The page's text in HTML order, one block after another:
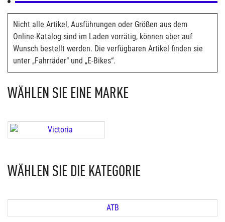
Nicht alle Artikel, Ausführungen oder Größen aus dem
Online-Katalog sind im Laden vorrätig, können aber auf
Wunsch bestellt werden. Die verfügbaren Artikel finden sie
unter „Fahrräder“ und „E-Bikes“.
WÄHLEN SIE EINE MARKE
WÄHLEN SIE DIE KATEGORIE
ATB